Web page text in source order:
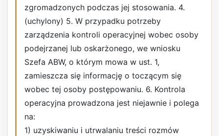
zgromadzonych podczas jej stosowania. 4.
(uchylony) 5. W przypadku potrzeby
zarządzenia kontroli operacyjnej wobec osoby
podejrzanej lub oskarżonego, we wniosku
Szefa ABW, o którym mowa w ust. 1,
zamieszcza się informację o toczącym się
wobec tej osoby postępowaniu. 6. Kontrola
operacyjna prowadzona jest niejawnie i polega
na:
1) uzyskiwaniu i utrwalaniu treści rozmów